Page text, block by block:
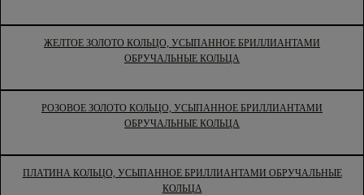
ЖЕЛТОЕ ЗОЛОТО КОЛЬЦО, УСЫПАННОЕ БРИЛЛИАНТАМИ
ОБРУЧАЛЬНЫЕ КОЛЬЦА
РОЗОВОЕ ЗОЛОТО КОЛЬЦО, УСЫПАННОЕ БРИЛЛИАНТАМИ
ОБРУЧАЛЬНЫЕ КОЛЬЦА
ПЛАТИНА КОЛЬЦО, УСЫПАННОЕ БРИЛЛИАНТАМИ ОБРУЧАЛЬНЫЕ
КОЛЬЦА